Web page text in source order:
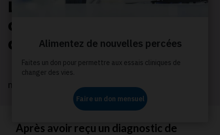
La recherche sur le
cancer qui a sauvé la vie
de Terry
mars 2026
Après avoir reçu un diagnostic de